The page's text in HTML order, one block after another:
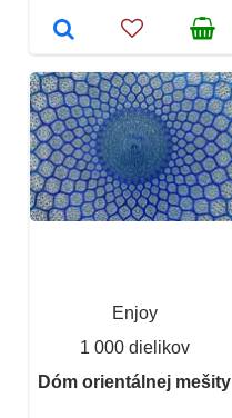
Enjoy
1 000 dielikov
Dóm orientálnej mešity